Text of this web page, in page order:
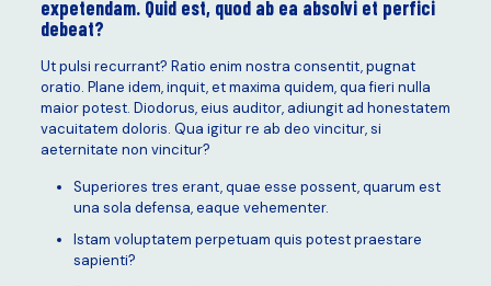
expetendam. Quid est, quod ab ea absolvi et perfici
debeat?
Ut pulsi recurrant? Ratio enim nostra consentit, pugnat
oratio. Plane idem, inquit, et maxima quidem, qua fieri nulla
maior potest. Diodorus, eius auditor, adiungit ad honestatem
vacuitatem doloris. Qua igitur re ab deo vincitur, si
aeternitate non vincitur?
Superiores tres erant, quae esse possent, quarum est
una sola defensa, eaque vehementer.
Istam voluptatem perpetuam quis potest praestare
sapienti?